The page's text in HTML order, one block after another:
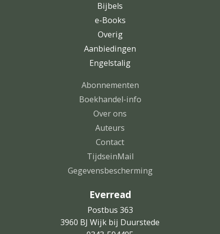
Bijbels
e-Books
Overig
Aanbiedingen
Engelstalig
Abonnementen
Boekhandel-info
Over ons
Auteurs
Contact
TijdseinMail
Gegevensbescherming
Everread
Postbus 363
3960 BJ Wijk bij Duurstede